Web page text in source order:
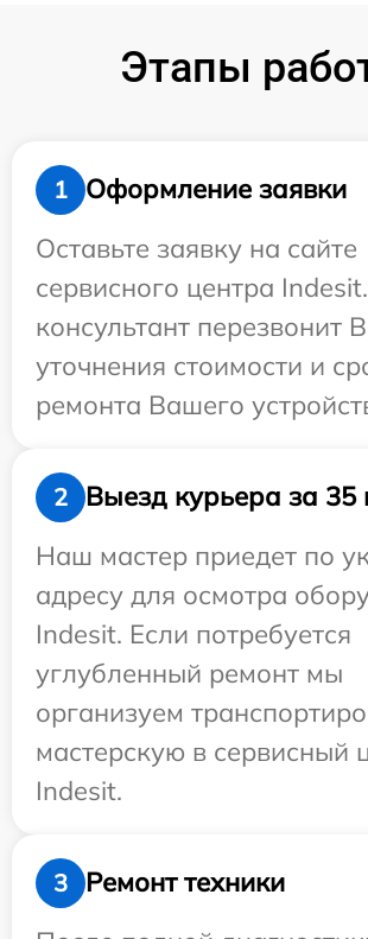
Этапы
1
Оформление заявки
Оставьте заявку на сайте
сервисного центра
консультант перезвонит
уточнения стоимости и
ремонта Вашего
2
Выезд курьера за 35
Наш мастер приедет по
адресу для осмотра
Indesit. Если потребуется
углубленный ремонт мы
организуем
мастерскую в сервисный
Indesit.
3
Ремонт техники